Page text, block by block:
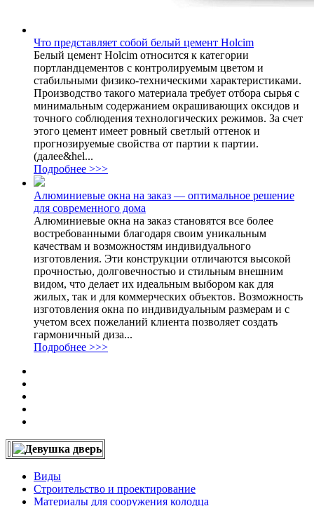
Что представляет собой белый цемент Holcim
Белый цемент Holcim относится к категории
портландцементов с контролируемым цветом и
стабильными физико-техническими характеристиками.
Производство такого материала требует отбора сырья с
минимальным содержанием окрашивающих оксидов и
точного соблюдения технологических режимов. За счет
этого цемент имеет ровный светлый оттенок и
прогнозируемые свойства от партии к партии.
(далее&hel...
Подробнее >>>
Алюминиевые окна на заказ — оптимальное решение
для современного дома
Алюминиевые окна на заказ становятся все более
востребованными благодаря своим уникальным
качествам и возможностям индивидуального
изготовления. Эти конструкции отличаются высокой
прочностью, долговечностью и стильным внешним
видом, что делает их идеальным выбором как для
жилых, так и для коммерческих объектов. Возможность
изготовления окна по индивидуальным размерам и с
учетом всех пожеланий клиента позволяет создать
гармоничный диза...
Подробнее >>>
Виды
Строительство и проектирование
Материалы для сооружения колодца